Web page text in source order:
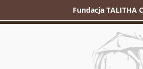
Fundacja TALITHA